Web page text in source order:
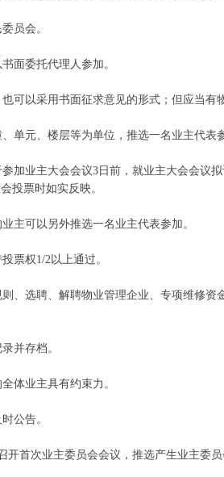
员会。
面委托代理人参加。
以采用书面征求意见的形式；但应当有
元、楼层等为单位，推选一名业主代表
加业主大会会议3日前，就业主大会会议
投票时如实反映。
主可以另外推选一名业主代表参加。
票权1/2以上通过。
选聘、解聘物业管理企业、专项维修资
并存档。
体业主具有约束力。
公告。
次业主委员会会议，推选产生业主委员